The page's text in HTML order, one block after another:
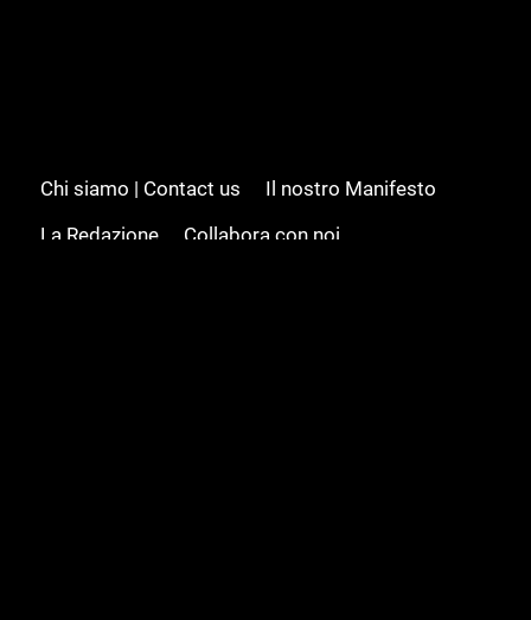
Chi siamo | Contact us
Il nostro Manifesto
La Redazione
Collabora con noi